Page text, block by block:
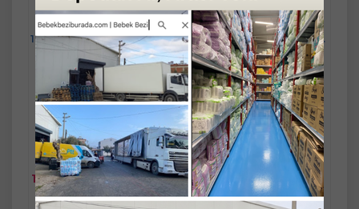
Brut Parfüm Erkek/Men
100ML Attraction Totale Edt
(Kırmızı) (3 Lü Set)
Ücretsiz Kargo
%5İndirim
-
1.686,90 TL
1.602,56 TL
Fast/Eft %3
Brut Parfüm Erkek/Men
100ML Attraction Totale Edt
(Kırmızı) (4 Lü Set)
Ücretsiz Kargo
%5İndirim
- + ADET
2.204,90 TL
2.094,66
TL
Fast/Eft %3